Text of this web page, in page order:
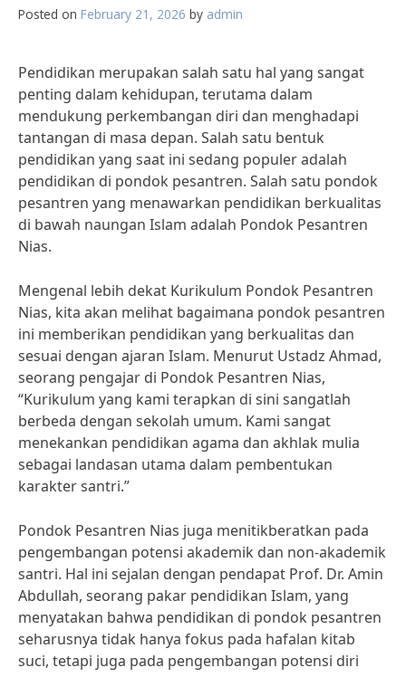
Posted on February 21, 2026 by admin
Pendidikan merupakan salah satu hal yang sangat
penting dalam kehidupan, terutama dalam
mendukung perkembangan diri dan menghadapi
tantangan di masa depan. Salah satu bentuk
pendidikan yang saat ini sedang populer adalah
pendidikan di pondok pesantren. Salah satu pondok
pesantren yang menawarkan pendidikan berkualitas
di bawah naungan Islam adalah Pondok Pesantren
Nias.
Mengenal lebih dekat Kurikulum Pondok Pesantren
Nias, kita akan melihat bagaimana pondok pesantren
ini memberikan pendidikan yang berkualitas dan
sesuai dengan ajaran Islam. Menurut Ustadz Ahmad,
seorang pengajar di Pondok Pesantren Nias,
“Kurikulum yang kami terapkan di sini sangatlah
berbeda dengan sekolah umum. Kami sangat
menekankan pendidikan agama dan akhlak mulia
sebagai landasan utama dalam pembentukan
karakter santri.”
Pondok Pesantren Nias juga menitikberatkan pada
pengembangan potensi akademik dan non-akademik
santri. Hal ini sejalan dengan pendapat Prof. Dr. Amin
Abdullah, seorang pakar pendidikan Islam, yang
menyatakan bahwa pendidikan di pondok pesantren
seharusnya tidak hanya fokus pada hafalan kitab
suci, tetapi juga pada pengembangan potensi diri